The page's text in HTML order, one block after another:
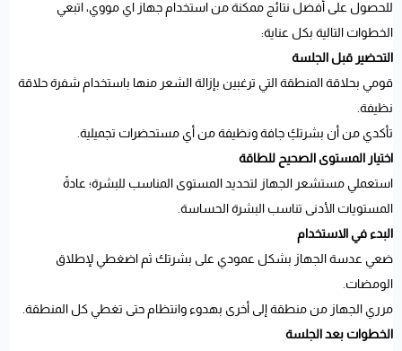
للحصول على أفضل نتائج ممكنة من استخدام جهاز اي مووي، اتبعي
الخطوات التالية بكل عناية:
التحضير قبل الجلسة
قومي بحلاقة المنطقة التي ترغبين بإزالة الشعر منها باستخدام شفرة حلاقة
نظيفة.
تأكدي من أن بشرتكِ جافة ونظيفة من أي مستحضرات تجميلية.
اختيار المستوى الصحيح للطاقة
استعملي مستشعر الجهاز لتحديد المستوى المناسب للبشرة؛ عادةً
المستويات الأدنى تناسب البشرة الحساسة.
البدء في الاستخدام
ضعي عدسة الجهاز بشكل عمودي على بشرتك ثم اضغطي لإطلاق
الومضات.
مرري الجهاز من منطقة إلى أخرى بهدوء وانتظام حتى تغطي كل المنطقة.
الخطوات بعد الجلسة